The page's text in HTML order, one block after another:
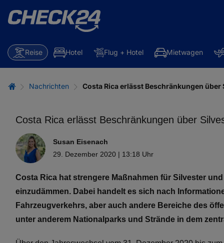
Reise Hotel Flug + Hotel Mietwagen
Nachrichten Costa Rica erlässt Beschränkungen über
Costa Rica erlässt Beschränkungen über
Susan Eisenach
29. Dezember 2020 | 13:18 Uhr
Costa Rica hat strengere Maßnahmen für Silvester
einzudämmen. Dabei handelt es sich nach
Fahrzeugverkehrs, aber auch andere Bereiche des
unter anderem Nationalparks und Strände in dem